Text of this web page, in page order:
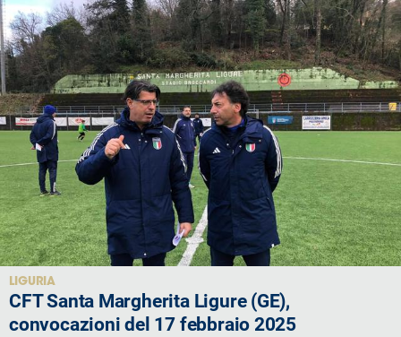
LIGURIA
CFT Santa Margherita Ligure (GE),
convocazioni del 17 febbraio 2025